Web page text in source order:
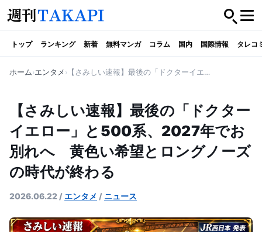
トップ ランキング 新着 無料マンガ コラム 国内 国際情報 タレコ
ホーム エンタメ 【さみしい速報】最後の「ドクターイエロー」と500系、2027年でお別れへ 黄色い希望とロングノーズの時代が終わる
【さみしい速報】最後の「ドクター
イエロー」と500系、2027年でお
別れへ 黄色い希望とロングノーズ
の時代が終わる
2026.06.22 / エンタメ / ニュース